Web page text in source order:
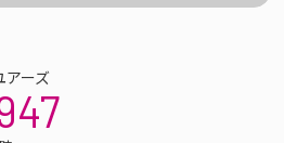
アーズ